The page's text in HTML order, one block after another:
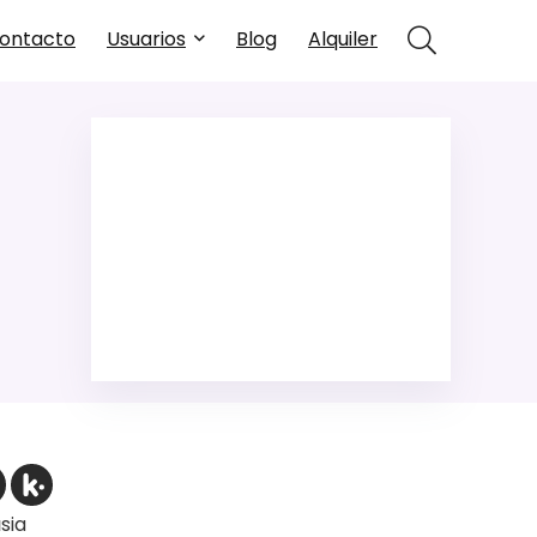
Usuarios Blog Alquiler